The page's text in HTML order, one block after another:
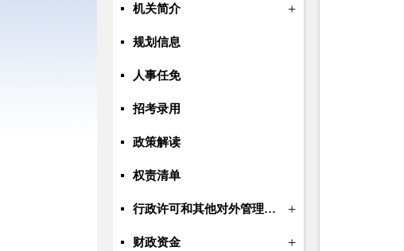
机关简介 +
规划信息
人事任免
招考录用
政策解读
权责清单
行政许可和其他对外管理服务信息 +
财政资金 +